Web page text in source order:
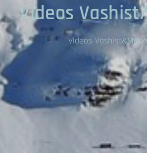
Videos
Videos